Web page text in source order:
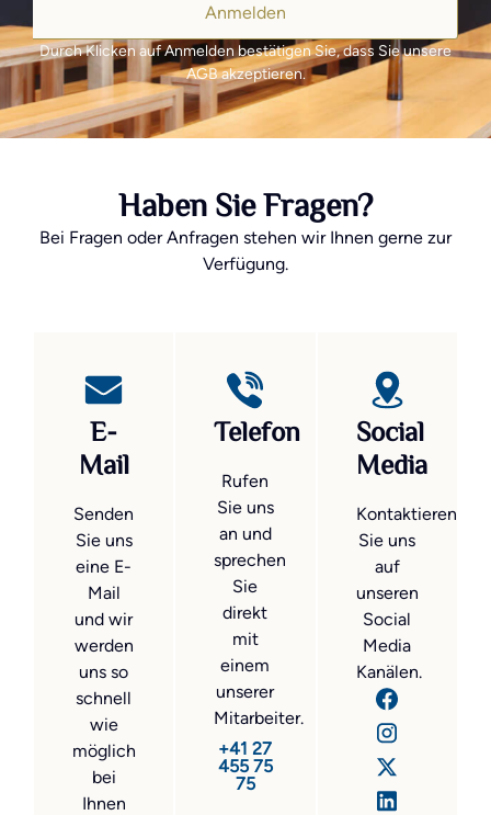
Anmelden
Durch Klicken auf Anmelden bestätigen Sie, dass Sie unsere
AGB akzeptieren.
Haben Sie Fragen?
Bei Fragen oder Anfragen stehen wir Ihnen gerne zur
Verfügung.
E-
Mail
Senden
Sie uns
eine E-
Mail
und wir
werden
uns so
schnell
wie
möglich
bei
Ihnen
Telefon
Rufen
Sie uns
an und
sprechen
Sie
direkt
mit
einem
unserer
Mitarbeiter.
+41 27
455 75
75
Social
Media
Kontaktieren
Sie uns
auf
unseren
Social
Media
Kanälen.